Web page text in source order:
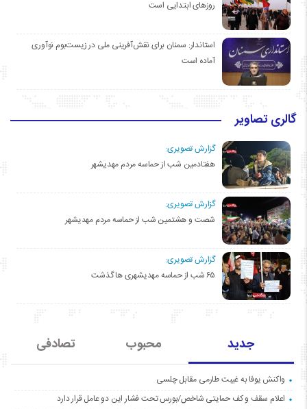
روزهای ابتدایی است
استاندار: سمنان برای نقش‌آفرینی ملی در زیست‌بوم نوآوری
آماده است
گالری تصاویر
گزارش تصویری:
هفتادمین شب از حماسه مردم مهدیشهر
گزارش تصویری:
شصت و هشتمین شب از حماسه مردم مهدیشهر
گزارش تصویری:
۶۵ شب از حماسه مهدیشهری ها گذشت
جدید محبوب تصادفی
واکنش یوفا به غیبت طارمی مقابل چلسی
اعلام سقف و کف حمایتی شاخص/بورس تحت فشار این دو عامل قرار دارد